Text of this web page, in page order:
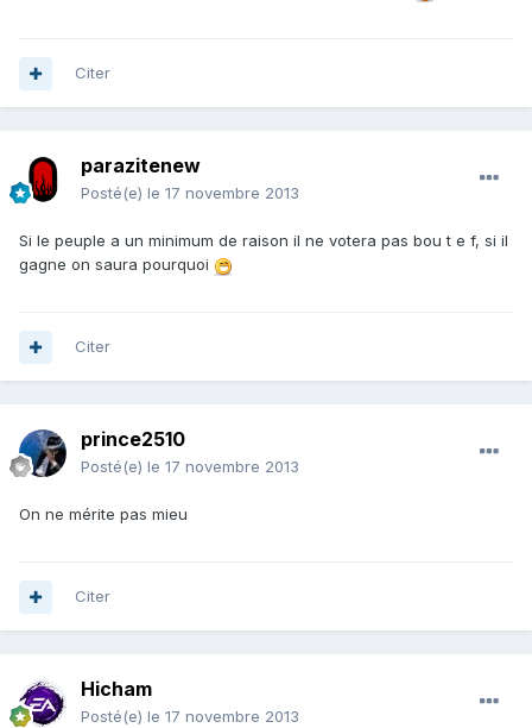
Citer
parazitenew
Posté(e) le 17 novembre 2013
Si le peuple a un minimum de raison il ne votera pas bou t e f, si il
gagne on saura pourquoi
Citer
prince2510
Posté(e) le 17 novembre 2013
On ne mérite pas mieu
Citer
Hicham
Posté(e) le 17 novembre 2013